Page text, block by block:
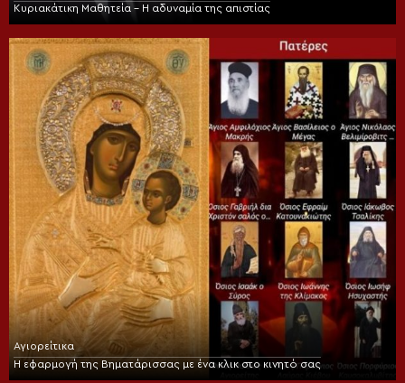
Κυριακάτικη Μαθητεία – Η αδυναμία της απιστίας
Αγιορείτικα
Η εφαρμογή της Βηματάρισσας με ένα κλικ στο κινητό σας